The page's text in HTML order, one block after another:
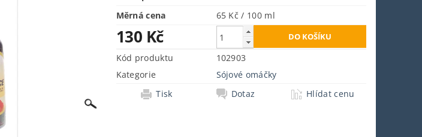
Měrná cena
65 Kč / 100 ml
130 Kč
Kód produktu
102903
Kategorie
Sójové omáčky
Tisk
Dotaz Hlídat cenu